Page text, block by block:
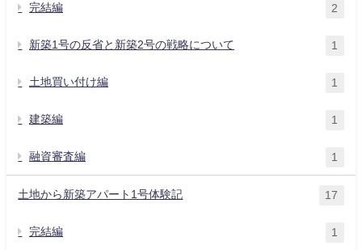
完結編 2
新築1号の反省と新築2号の戦略について 1
土地買い付け編 1
建築編 1
融資審査編 1
土地から新築アパート1号体験記 17
完結編 1